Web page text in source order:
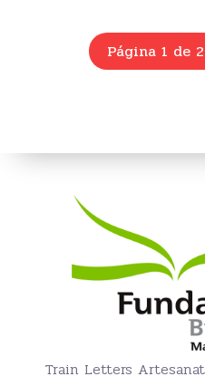
Página 1 de 2
Train Letters